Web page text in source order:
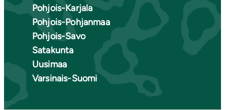
Pohjois-Karjala
Pohjois-Pohjanmaa
Pohjois-Savo
Satakunta
Uusimaa
Varsinais-Suomi